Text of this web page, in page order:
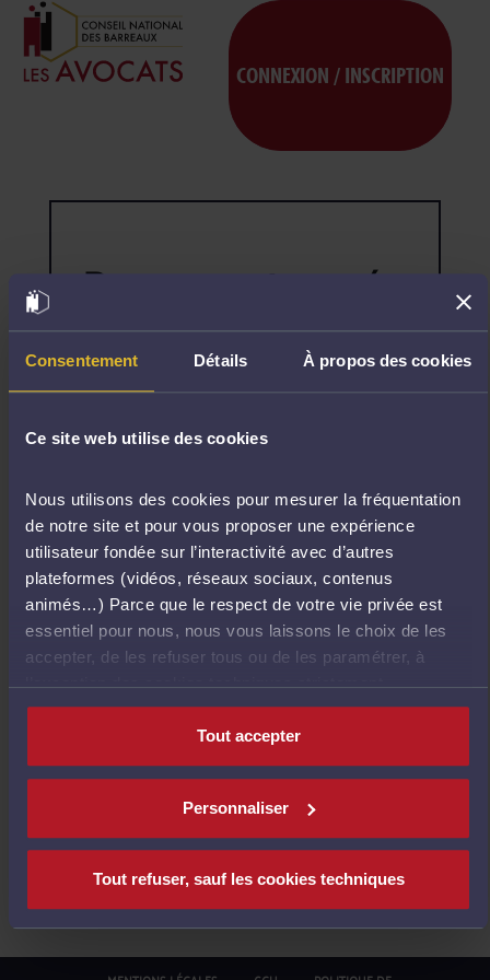
Consentement Détails À propos des cookies
Ce site web utilise des cookies
Nous utilisons des cookies pour mesurer la fréquentation
de notre site et pour vous proposer une expérience
utilisateur fondée sur l’interactivité avec d’autres
plateformes (vidéos, réseaux sociaux, contenus
animés…) Parce que le respect de votre vie privée est
essentiel pour nous, nous vous laissons le choix de les
accepter, de les refuser tous ou de les paramétrer, à
l’exception des cookies techniques strictement
nécessaires au fonctionnement du site.
Tout accepter
Personnaliser
Tout refuser, sauf les cookies techniques
CONNEXION / INSCRIPTION
Page non trouvée
la
page
pas.
E
T
O
U
R
À
L
'
C
I